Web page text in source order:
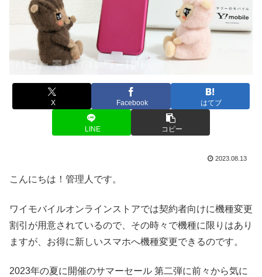
X Facebook はてブ
LINE コピー
2023.08.13
こんにちは！管理人です。
ワイモバイルオンラインストアでは契約者向けに機種変更
割引が用意されているので、その時々で機種に限りはあり
ますが、お得に新しいスマホへ機種変更できるのです。
2023年の夏に開催のサマーセール 第二弾に前々から気に